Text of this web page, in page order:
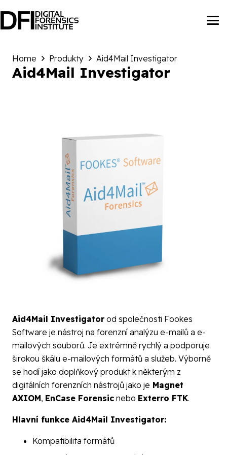
Home Produkty Aid4Mail Investigator
Aid4Mail Investigator
Aid4Mail Investigator od společnosti Fookes
Software je nástroj na forenzní analýzu e-mailů a e-
mailových souborů. Je extrémně rychlý a podporuje
širokou škálu e-mailových formátů a služeb. Výborně
se hodí jako doplňkový produkt k některým z
digitálních forenzních nástrojů jako je Magnet
AXIOM, EnCase Forensic nebo Exterro FTK.
Hlavní funkce Aid4Mail Investigator:
Kompatibilita formátů